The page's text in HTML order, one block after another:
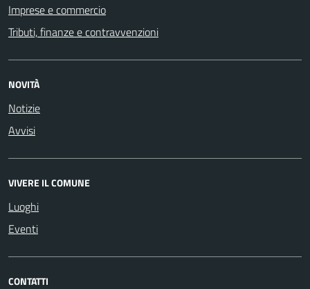
Imprese e commercio
Tributi, finanze e contravvenzioni
NOVITÀ
Notizie
Avvisi
VIVERE IL COMUNE
Luoghi
Eventi
CONTATTI